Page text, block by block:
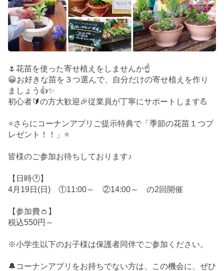
🌷花苗を使った寄せ植えをしませんか☝️
😀お好きな苗を３つ選んで、自分だけの寄せ植えを作り
ましょう👍✨
初心者🔰の方大歓迎🎉従業員が丁寧にサポートします💪
⭐さらにコーナンアプリご提示特典で「季節の花苗１つプ
レゼント！！」⭐
皆様のご参加お待ちしております♪
【日時🕐】
4月19日(日) ①11:00～ ②14:00～ の2回開催
【参加費👛】
税込550円～
※小学生以下のお子様は保護者同伴でご参加ください。
🔔コーナンアプリをお持ちでない方は、この機会に、ぜひ